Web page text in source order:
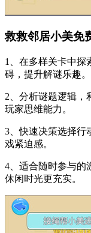
救救邻居小美免
1、在多样关卡中探
碍，提升解谜乐趣。
2、分析谜题逻辑，
玩家思维能力。
3、快速决策选择行
戏紧迫感。
4、适合随时参与的
休闲时光更充实。